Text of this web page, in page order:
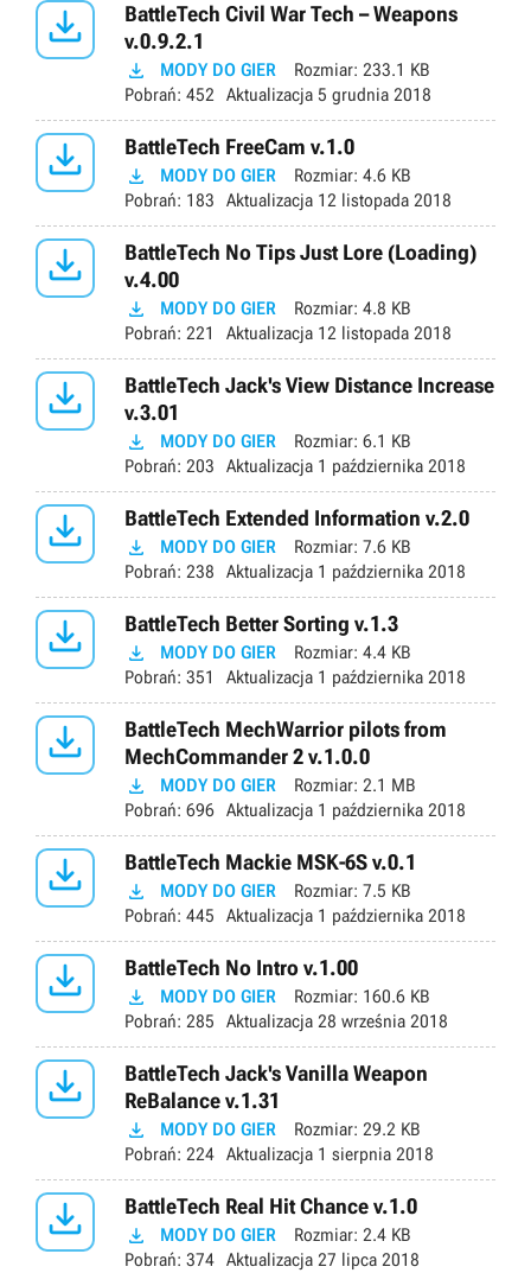

BattleTech Civil War Tech – Weapons
v.0.9.2.1
 MODY DO GIER Rozmiar: 233.1 KB
Pobrań: 452 Aktualizacja 5 grudnia 2018
 BattleTech FreeCam v.1.0
 MODY DO GIER Rozmiar: 4.6 KB
Pobrań: 183 Aktualizacja 12 listopada 2018

BattleTech No Tips Just Lore (Loading)
v.4.00
 MODY DO GIER Rozmiar: 4.8 KB
Pobrań: 221 Aktualizacja 12 listopada 2018

BattleTech Jack's View Distance Increase
v.3.01
 MODY DO GIER Rozmiar: 6.1 KB
Pobrań: 203 Aktualizacja 1 października 2018
 BattleTech Extended Information v.2.0
 MODY DO GIER Rozmiar: 7.6 KB
Pobrań: 238 Aktualizacja 1 października 2018
 BattleTech Better Sorting v.1.3
 MODY DO GIER Rozmiar: 4.4 KB
Pobrań: 351 Aktualizacja 1 października 2018

BattleTech MechWarrior pilots from
MechCommander 2 v.1.0.0
 MODY DO GIER Rozmiar: 2.1 MB
Pobrań: 696 Aktualizacja 1 października 2018
 BattleTech Mackie MSK-6S v.0.1
 MODY DO GIER Rozmiar: 7.5 KB
Pobrań: 445 Aktualizacja 1 października 2018
 BattleTech No Intro v.1.00
 MODY DO GIER Rozmiar: 160.6 KB
Pobrań: 285 Aktualizacja 28 września 2018

BattleTech Jack's Vanilla Weapon
ReBalance v.1.31
 MODY DO GIER Rozmiar: 29.2 KB
Pobrań: 224 Aktualizacja 1 sierpnia 2018
 BattleTech Real Hit Chance v.1.0
 MODY DO GIER Rozmiar: 2.4 KB
Pobrań: 374 Aktualizacja 27 lipca 2018